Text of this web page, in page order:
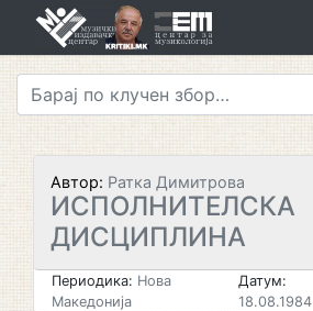
Автор: Ратка Димитрова
ИСПОЛНИТЕЛСКА
ДИСЦИПЛИНА
Периодика: Нова
Македонија
Датум:
18.08.1984